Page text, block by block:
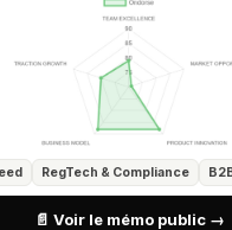
RegTech & Compliance
📄 Voir le mémo public →